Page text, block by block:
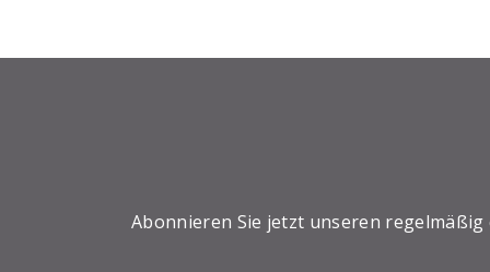
Abonnieren Sie jetzt unseren